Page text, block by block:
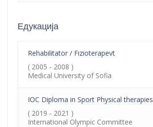
Едукација
Rehabilitator / Fizioterapevt
( 2005 - 2008 )
Medical University of Sofia
IOC Diploma in Sport Physical therapies
( 2019 - 2021 )
International Olympic Committee